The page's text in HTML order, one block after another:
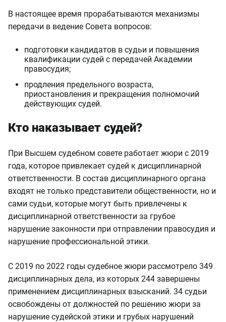
В настоящее время прорабатываются механизмы
передачи в ведение Совета вопросов:
подготовки кандидатов в судьи и повышения
квалификации судей с передачей Академии
правосудия;
продления предельного возраста,
приостановления и прекращения полномочий
действующих судей.
Кто наказывает судей?
При Высшем судебном совете работает жюри с 2019
года, которое привлекает судей к дисциплинарной
ответственности. В состав дисциплинарного органа
входят не только представители общественности, но и
сами судьи, которые могут быть привлечены к
дисциплинарной ответственности за грубое
нарушение законности при отправлении правосудия и
нарушение профессиональной этики.
С 2019 по 2022 годы судебное жюри рассмотрело 349
дисциплинарных дела, из которых 244 завершены
применением дисциплинарных взысканий. 34 судьи
освобождены от должностей по решению жюри за
нарушение судейской этики и грубых нарушений